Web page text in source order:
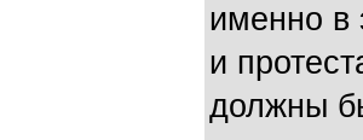
именно в
и
должны